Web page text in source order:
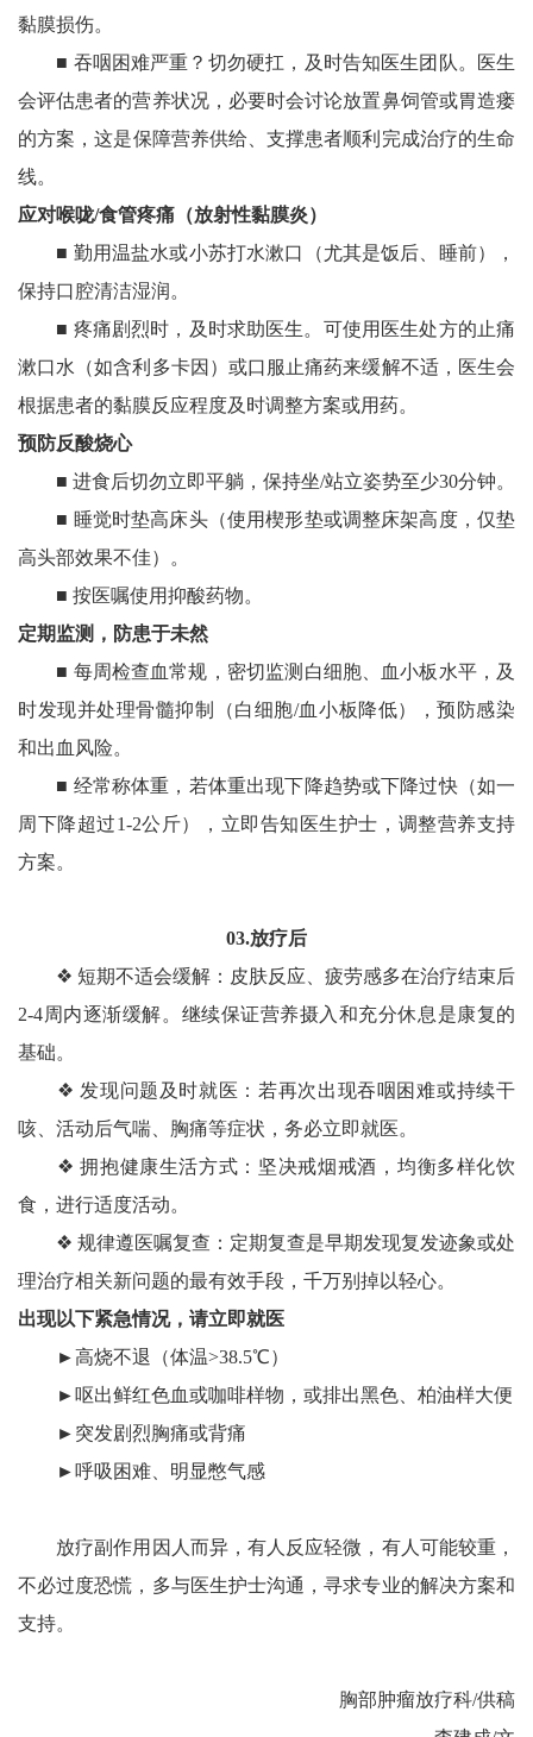
黏膜损伤。
■ 吞咽困难严重？切勿硬扛，‌‌及时告知医生团队。医生
会评估患者的营养状况，必要时会讨论放置鼻饲管或胃造瘘
的方案，这是‌保障营养供给、支撑患者顺利完成治疗的生命
线‌。
应对喉咙/食管疼痛（放射性黏膜炎）
■ 勤用‌温盐水或小苏打水‌漱口（尤其是饭后、睡前），
保持口腔清洁湿润。
■ 疼痛剧烈时，‌及时求助医生。‌可使用医生处方的止痛
漱口水（如含利多卡因）或口服止痛药来缓解不适，医生会
根据患者的黏膜反应程度及时调整方案或用药。‌
预防反酸烧心
■ 进食后‌切勿立即平躺‌，保持坐/站立姿势至少30分钟。
■ 睡觉时‌垫高床头‌（使用楔形垫或调整床架高度，仅垫
高头部效果不佳）。
‌■ 按医嘱‌使用抑酸药物。
定期监测，防患于未然
■ 每周检查血常规‌，密切监测白细胞、血小板水平，及
时发现并处理骨髓抑制（白细胞/血小板降低），预防感染
和出血风险。‌
■ 经常称体重，‌若体重出现下降趋势或下降过快（如一
周下降超过1-2公斤），‌立即告知医生护士‌，调整营养支持
方案。
03.放疗后
❖ 短期不适会缓解：‌皮肤反应、疲劳感多在治疗结束后
2-4周内逐渐缓解。‌继续保证营养摄入和充分休息‌是康复的
基础。
❖ 发现问题及时就医：‌若再次出现吞咽困难或‌持续干
咳、活动后气喘、胸痛等症状‌，‌务必立即就医。
❖ 拥抱健康生活方式：‌‌坚决戒烟戒酒，‌‌均衡多样化饮
食，进行‌适度活动。
❖ 规律遵医嘱复查：定期复查是‌早期发现复发迹象或处
理治疗相关新问题的最有效手段‌，千万别掉以轻心。
出现以下紧急情况，请立即就医
►高烧不退（体温>38.5℃）‌
►呕出鲜红色血或咖啡样物，或排出黑色、柏油样大便‌
►突发剧烈胸痛或背痛‌
►呼吸困难、明显憋气感
放疗副作用因人而异，有人反应轻微，有人可能较重，
不必过度恐慌，多与医生护士沟通，寻求专业的解决方案和
支持。
胸部肿瘤放疗科/供稿